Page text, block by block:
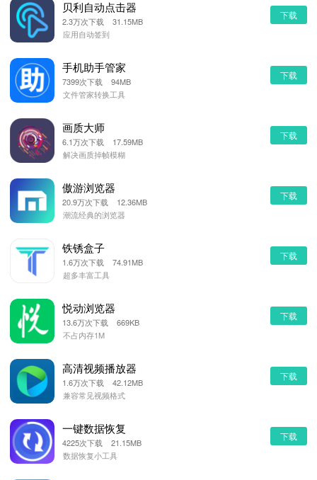
贝利自动点击器
2.3万次下载 31.15MB
应用自动签到
下载
手机助手管家
7399次下载 94MB
文件管家转换工具
下载
画质大师
6.1万次下载 17.59MB
解决画质掉帧模糊
下载
傲游浏览器
20.9万次下载 12.36MB
潮流经典的浏览器
下载
铁锈盒子
1.6万次下载 74.91MB
超多丰富工具
下载
悦动浏览器
13.6万次下载 669KB
不占内存1M
下载
高清视频播放器
1.6万次下载 42.12MB
兼容常见视频格式
下载
一键数据恢复
4225次下载 21.15MB
数据恢复小工具
下载